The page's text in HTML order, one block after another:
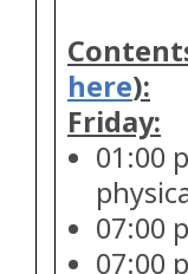
here):
Friday:
01:00
07:00
07:00